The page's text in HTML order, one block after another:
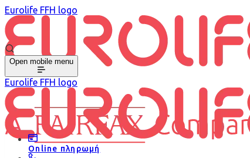
Eurolife FFH logo
Open mobile menu
Eurolife FFH logo
Online πληρωμή